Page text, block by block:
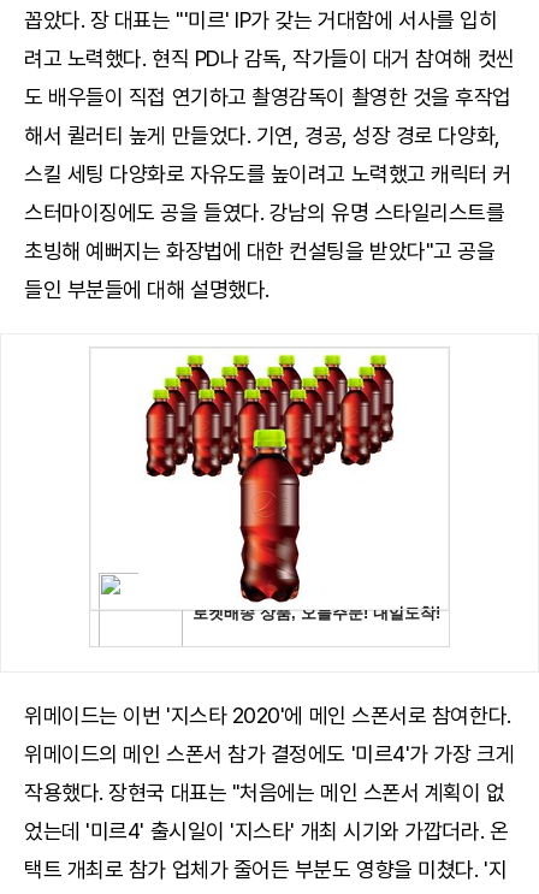
꼽았다. 장 대표는 "'미르' IP가 갖는 거대함에 서사를 입히
려고 노력했다. 현직 PD나 감독, 작가들이 대거 참여해 컷씬
도 배우들이 직접 연기하고 촬영감독이 촬영한 것을 후작업
해서 퀼러티 높게 만들었다. 기연, 경공, 성장 경로 다양화,
스킬 세팅 다양화로 자유도를 높이려고 노력했고 캐릭터 커
스터마이징에도 공을 들였다. 강남의 유명 스타일리스트를
초빙해 예뻐지는 화장법에 대한 컨설팅을 받았다"고 공을
들인 부분들에 대해 설명했다.
위메이드는 이번 '지스타 2020'에 메인 스폰서로 참여한다.
위메이드의 메인 스폰서 참가 결정에도 '미르4'가 가장 크게
작용했다. 장현국 대표는 "처음에는 메인 스폰서 계획이 없
었는데 '미르4' 출시일이 '지스타' 개최 시기와 가깝더라. 온
택트 개최로 참가 업체가 줄어든 부분도 영향을 미쳤다. '지